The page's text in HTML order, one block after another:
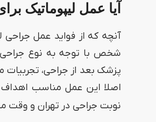
آیا عمل لیپوماتیک
آنچه که از فواید عمل
شخص با توجه به نوع
پزشک بعد از جراحی،
اصلا این عمل مناسب اهداف
نوبت جراحی در تهران و وقت